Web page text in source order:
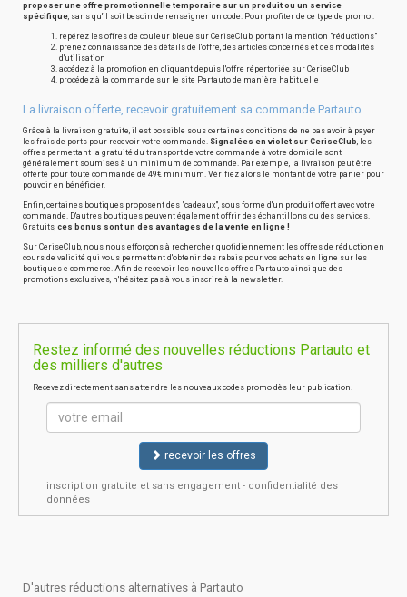
proposer une offre promotionnelle temporaire sur un produit ou un service
spécifique, sans qu'il soit besoin de renseigner un code. Pour profiter de ce type de promo :
repérez les offres de couleur bleue sur CeriseClub, portant la mention "réductions"
prenez connaissance des détails de l'offre, des articles concernés et des modalités
d'utilisation
accédez à la promotion en cliquant depuis l'offre répertoriée sur CeriseClub
procédez à la commande sur le site Partauto de manière habituelle
La livraison offerte, recevoir gratuitement sa commande Partauto
Grâce à la livraison gratuite, il est possible sous certaines conditions de ne pas avoir à payer
les frais de ports pour recevoir votre commande. Signalées en violet sur CeriseClub, les
offres permettant la gratuité du transport de votre commande à votre domicile sont
généralement soumises à un minimum de commande. Par exemple, la livraison peut être
offerte pour toute commande de 49€ minimum. Vérifiez alors le montant de votre panier pour
pouvoir en bénéficier.
Enfin, certaines boutiques proposent des "cadeaux", sous forme d'un produit offert avec votre
commande. D'autres boutiques peuvent également offrir des échantillons ou des services.
Gratuits, ces bonus sont un des avantages de la vente en ligne !
Sur CeriseClub, nous nous efforçons à rechercher quotidiennement les offres de réduction en
cours de validité qui vous permettent d'obtenir des rabais pour vos achats en ligne sur les
boutiques e-commerce. Afin de recevoir les nouvelles offres Partauto ainsi que des
promotions exclusives, n'hésitez pas à vous inscrire à la newsletter.
Restez informé des nouvelles réductions Partauto et
des milliers d'autres
Recevez directement sans attendre les nouveaux codes promo dès leur publication.
recevoir les offres
inscription gratuite et sans engagement - confidentialité des
données
D'autres réductions alternatives à Partauto